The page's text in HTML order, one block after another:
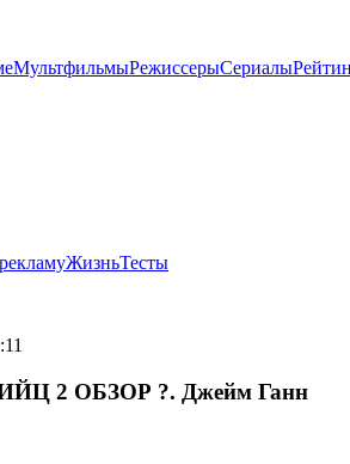
МультфильмыРежиссерыСериалы
ЖизньТесты
2 ОБЗОР ?. Джейм Ганн